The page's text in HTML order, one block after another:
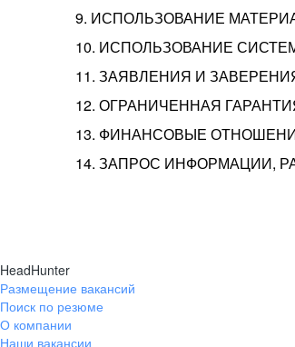
9. ИСПОЛЬЗОВАНИЕ
10. ИСПОЛЬЗОВАНИЕ
11. ЗАЯВЛЕНИЯ И
12. ОГРАНИЧЕННАЯ
13. ФИНАНСОВЫЕ
14. ЗАПРОС ИНФОРМАЦИИ,
HeadHunter
Размещение вакансий
Поиск по резюме
О компании
Наши вакансии